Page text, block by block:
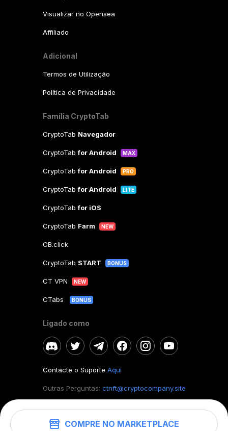
COMPRE NO MARKETPLACE
Visualizar no Opensea
Affiliado
Adicional
Termos de Utilização
Política de Privacidade
Família CryptoTab
CryptoTab Navegador
CryptoTabfor Android MAX
CryptoTabfor Android PRO
CryptoTabfor Android LITE
CryptoTabfor iOS
CryptoTab Farm NEW
CB.click
CryptoTab START BONUS
CT VPN NEW
CTabs BONUS
Ligado como
Contacte o Suporte Aqui
Outras Perguntas: ctnft@cryptocompany.site